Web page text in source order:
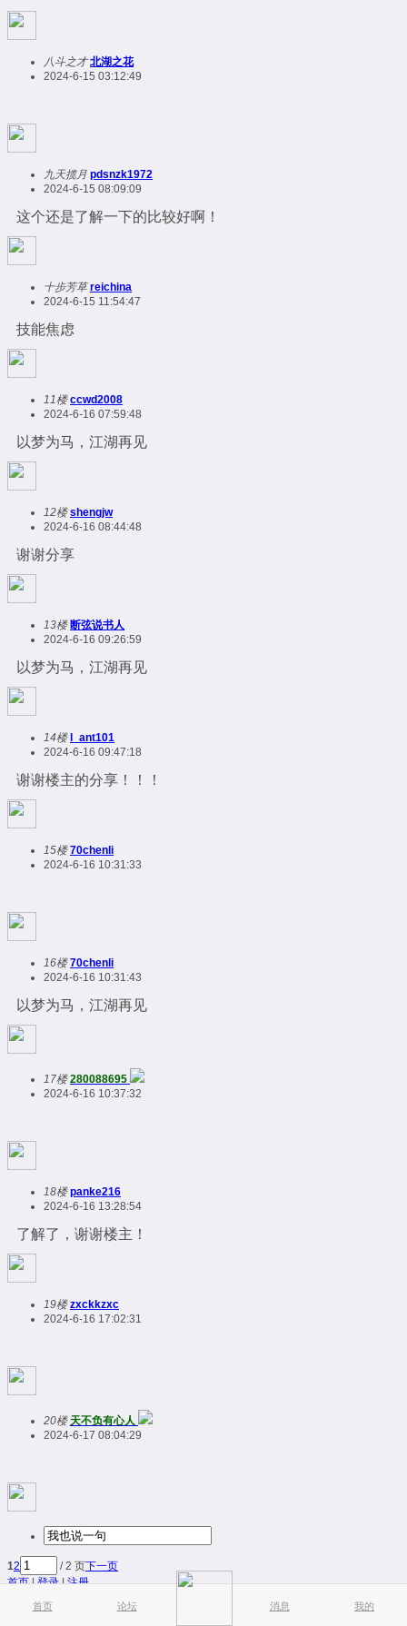
首页 论坛 消息 我的
八斗之才 北湖之花
2024-6-15 03:12:49
九天揽月 pdsnzk1972
2024-6-15 08:09:09
这个还是了解一下的比较好啊！
十步芳草 reichina
2024-6-15 11:54:47
技能焦虑
11楼 ccwd2008
2024-6-16 07:59:48
以梦为马，江湖再见
12楼 shengjw
2024-6-16 08:44:48
谢谢分享
13楼 断弦说书人
2024-6-16 09:26:59
以梦为马，江湖再见
14楼
l_ant101
2024-6-16 09:47:18
谢谢楼主的分享！！！
15楼 70chenli
2024-6-16 10:31:33
16楼 70chenli
2024-6-16 10:31:43
以梦为马，江湖再见
17楼 280088695
2024-6-16 10:37:32
18楼 panke216
2024-6-16 13:28:54
了解了，谢谢楼主！
19楼 zxckkzxc
2024-6-16 17:02:31
20楼 天不负有心人
2024-6-17 08:04:29
12 / 2 页下一页
首页|登录|注册